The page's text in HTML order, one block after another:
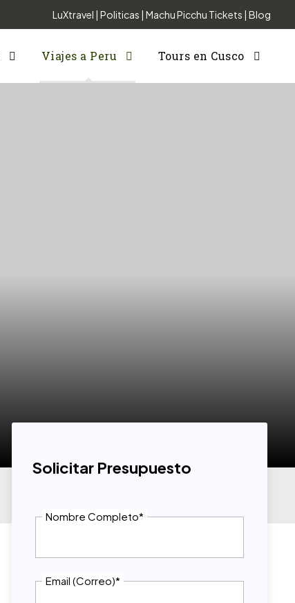
LuXtravel | Politicas | Machu Picchu Tickets | Blog
Viajes a Peru Tours en Cusco
Solicitar Presupuesto
Nombre Completo*
Email (Correo)*